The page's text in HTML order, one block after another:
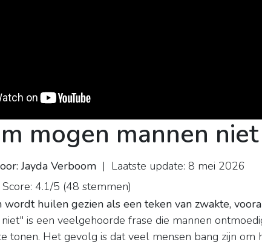
mogen mannen
Jayda Verboom | Laatste update: 8 mei 2026
Score: 4.1/5 (48 stemmen)
huilen gezien als een teken van zwakte,
is een veelgehoorde frase die mannen
tonen. Het gevolg is dat veel mensen bang zijn om